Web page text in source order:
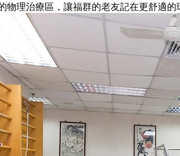
物理治療區，讓福群的老友記在更舒適